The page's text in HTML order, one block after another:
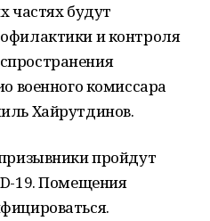
частях будут
и контроля
военного комиссара
Хайрутдинов.
пройдут
19. Помещения